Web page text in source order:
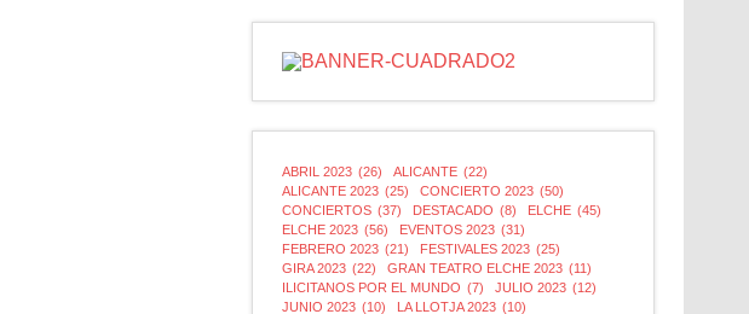
ABRIL 2023 (26) ALICANTE (22)
ALICANTE 2023 (25) CONCIERTO 2023 (50)
CONCIERTOS (37) DESTACADO (8) ELCHE (45)
ELCHE 2023 (56) EVENTOS 2023 (31)
FEBRERO 2023 (21) FESTIVALES 2023 (25)
GIRA 2023 (22) GRAN TEATRO ELCHE 2023 (11)
ILICITANOS POR EL MUNDO (7) JULIO 2023 (12)
JUNIO 2023 (10) LA LLOTJA 2023 (10)